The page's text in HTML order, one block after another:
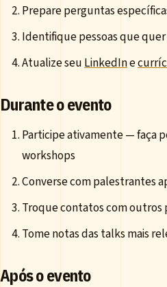
Prepare perguntas
Identifique pessoas que
Atualize seu LinkedIne
Durante o evento
Participe ativamente — faça
workshops
Converse com palestrantes
Troque contatos com outros
Tome notas das talks mais
Após o evento